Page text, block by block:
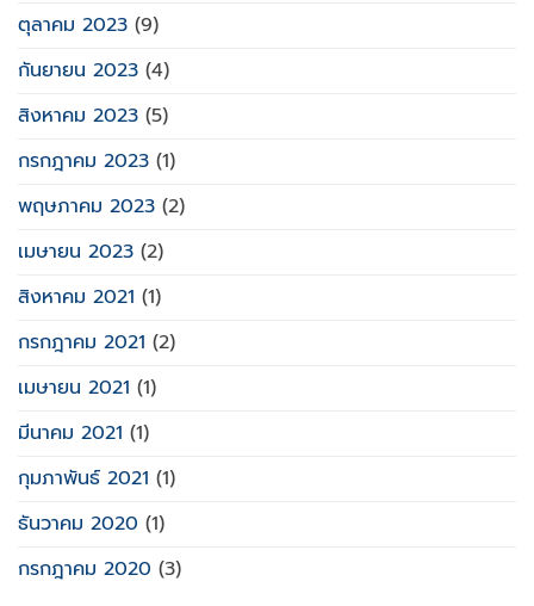
ตุลาคม 2023 (9)
กันยายน 2023 (4)
สิงหาคม 2023 (5)
กรกฎาคม 2023 (1)
พฤษภาคม 2023 (2)
เมษายน 2023 (2)
สิงหาคม 2021 (1)
กรกฎาคม 2021 (2)
เมษายน 2021 (1)
มีนาคม 2021 (1)
กุมภาพันธ์ 2021 (1)
ธันวาคม 2020 (1)
กรกฎาคม 2020 (3)